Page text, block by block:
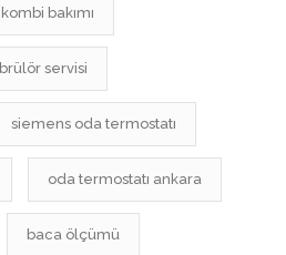
kombi bakımı
brülör servisi
siemens oda termostatı
oda termostatı ankara
baca ölçümü